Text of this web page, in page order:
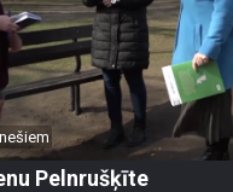
Pelnrušķīte